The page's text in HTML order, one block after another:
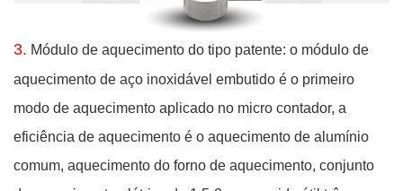
3. Módulo de aquecimento do tipo patente: o módulo de
aquecimento de aço inoxidável embutido é o primeiro
modo de aquecimento aplicado no micro contador, a
eficiência de aquecimento é o aquecimento de alumínio
comum, aquecimento do forno de aquecimento, conjunto